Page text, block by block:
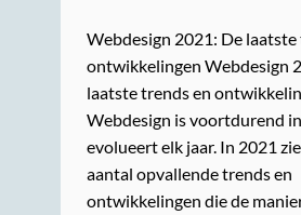
Webdesign 2021: De laatste
ontwikkelingen Webdesign
laatste trends en
Webdesign is voortdurend
evolueert elk jaar. In 2021
aantal opvallende trends en
ontwikkelingen die de